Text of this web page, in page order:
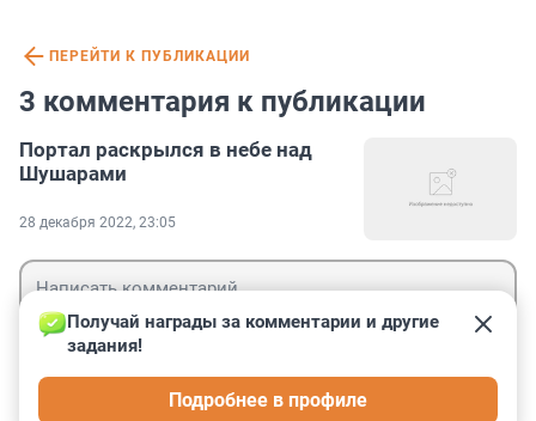
ПЕРЕЙТИ К ПУБЛИКАЦИИ
3 комментария к публикации
Портал раскрылся в небе над
Шушарами
28 декабря 2022, 23:05
Получай награды за комментарии и другие
задания!
Подробнее в профиле